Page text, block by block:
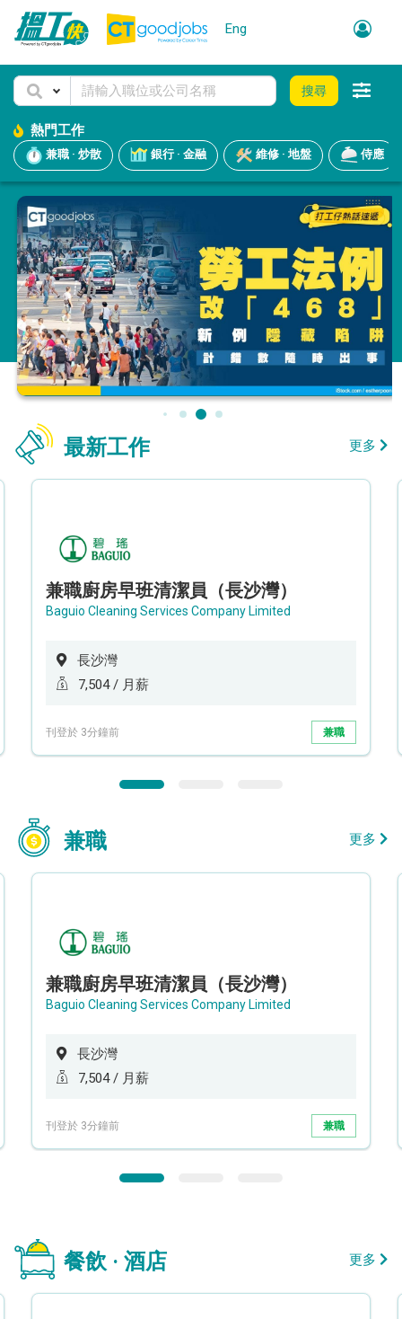
Eng
搜尋
熱門工作
兼職 · 炒散 銀行 · 金融 維修 · 地盤 侍應
最新工作 更多
兼職廚房早班清潔員（長沙灣）
Baguio Cleaning Services Company Limited
長沙灣
7,504 / 月薪
刊登於 3分鐘前 兼職
兼職 更多
兼職廚房早班清潔員（長沙灣）
Baguio Cleaning Services Company Limited
長沙灣
7,504 / 月薪
刊登於 3分鐘前 兼職
餐飲 · 酒店 更多